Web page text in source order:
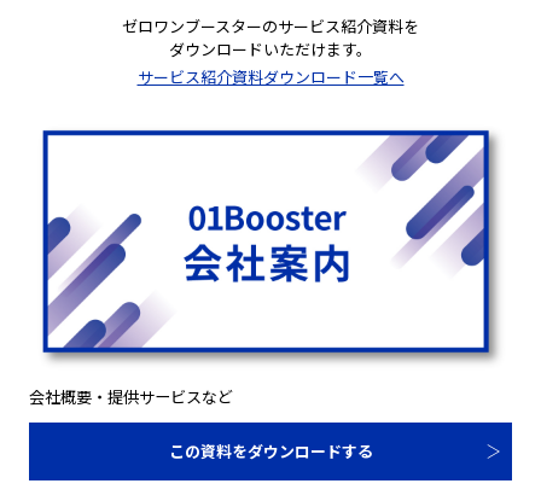
ゼロワンブースターのサービス紹介資料を
ダウンロードいただけます。
サービス紹介資料ダウンロード一覧へ
会社概要・提供サービスなど
この資料をダウンロードする